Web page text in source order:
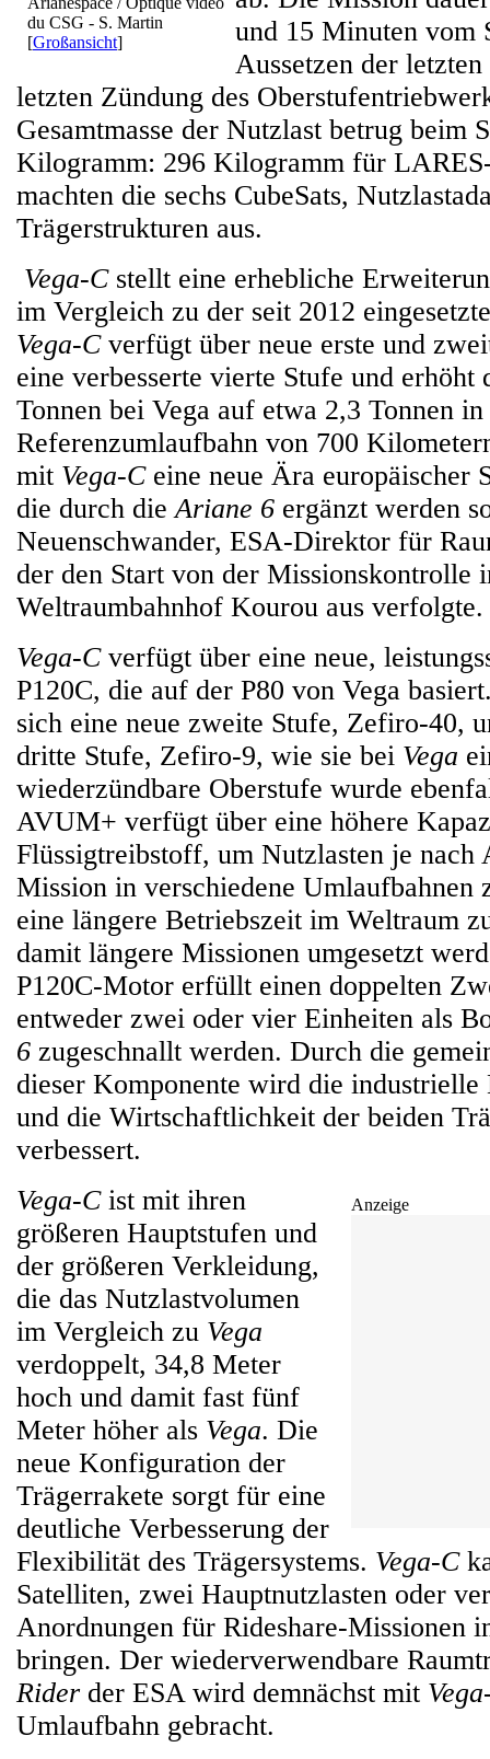
du CSG - S. Martin
[Großansicht]
und 15 Minuten vom
Aussetzen der
letzten Zündung des
Gesamtmasse der Nutzlast betrug beim
Kilogramm: 296 Kilogramm für
machten die sechs CubeSats,
Trägerstrukturen aus.
Vega-Cstellt eine erhebliche
im Vergleich zu der seit 2012
Vega-Cverfügt über neue erste und
eine verbesserte vierte Stufe und
Tonnen bei Vega auf etwa 2,3 Tonnen
Referenzumlaufbahn von 700
mit Vega-Ceine neue Ära europäischer
die durch dieAriane 6 ergänzt werden
Neuenschwander, ESA-Direktor für
der den Start von der Missionskontrolle
Weltraumbahnhof Kourou aus verfolgte.
Vega-Cverfügt über eine neue,
P120C, die auf der P80 von Vega
sich eine neue zweite Stufe, Zefiro-40,
dritte Stufe, Zefiro-9, wie sie bei Vega
wiederzündbare Oberstufe wurde
AVUM+ verfügt über eine höhere
Flüssigtreibstoff, um Nutzlasten je nach
Mission in verschiedene Umlaufbahnen
eine längere Betriebszeit im Weltraum
damit längere Missionen umgesetzt
P120C-Motor erfüllt einen doppelten
entweder zwei oder vier Einheiten als
6 zugeschnallt werden. Durch die
dieser Komponente wird die
und die Wirtschaftlichkeit der beiden
verbessert.
Anzeige
Vega-Cist mit ihren
größeren Hauptstufen und
der größeren Verkleidung,
die das Nutzlastvolumen
im Vergleich zu Vega
verdoppelt, 34,8 Meter
hoch und damit fast fünf
Meter höher als Vega. Die
neue Konfiguration der
Trägerrakete sorgt für eine
deutliche Verbesserung der
Flexibilität des Trägersystems. Vega-C
Satelliten, zwei Hauptnutzlasten oder
Anordnungen für Rideshare-Missionen
bringen. Der wiederverwendbare
Rider der ESA wird demnächst mit
Umlaufbahn gebracht.